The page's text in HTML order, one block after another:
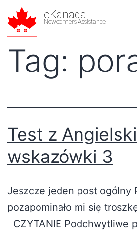
eKanada
Newcomers Assistance
Tag:
Test z
wskazówki 3
Jeszcze jeden post ogólny
pozapominało mi się
CZYTANIE Podchwytliwe